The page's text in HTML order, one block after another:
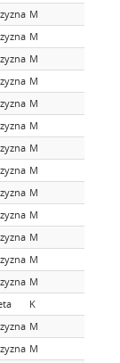
M
M
M
M
M
M
M
M
M
M
M
M
M
K
M
M